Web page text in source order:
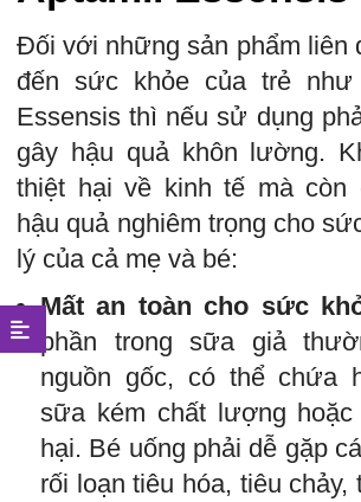
Đối với những sản phẩm liên
đến sức khỏe của trẻ như
Essensis thì nếu sử dụng
gây hậu quả khôn lường.
thiệt hại về kinh tế mà còn
hậu quả nghiêm trọng cho
lý của cả mẹ và bé:
Mất an toàn cho sức
phần trong sữa giả
nguồn gốc, có thể chứa
sữa kém chất lượng
hại. Bé uống phải dễ gặp
rối loạn tiêu hóa, tiêu chảy,